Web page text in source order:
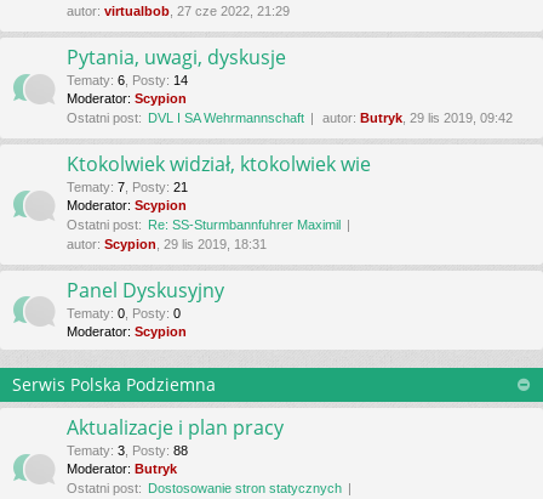
autor: virtualbob , 27 cze 2022, 21:29
Pytania, uwagi, dyskusje
Tematy: 6 Posty: 14
Moderator: Scypion
Ostatni post: DVL I SA Wehrmannschaft autor: Butryk , 29 lis 2019, 09:42
Ktokolwiek widział, ktokolwiek wie
Tematy: 7 Posty: 21
Moderator: Scypion
Ostatni post: Re: SS-Sturmbannfuhrer Maximil
autor: Scypion , 29 lis 2019, 18:31
Panel Dyskusyjny
Tematy: 0 Posty: 0
Moderator: Scypion
Serwis Polska Podziemna
Aktualizacje i plan pracy
Tematy: 3 Posty: 88
Moderator: Butryk
Ostatni post: Dostosowanie stron statycznych